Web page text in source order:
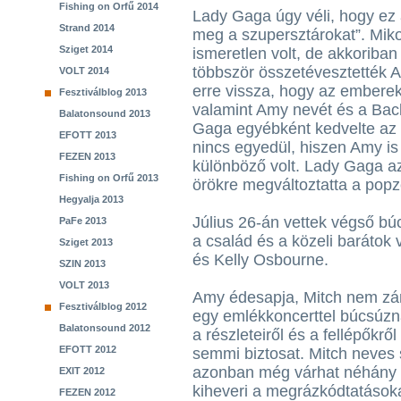
Fishing on Orfű 2014
Strand 2014
Sziget 2014
VOLT 2014
Fesztiválblog 2013
Balatonsound 2013
EFOTT 2013
FEZEN 2013
Fishing on Orfű 2013
Hegyalja 2013
PaFe 2013
Sziget 2013
SZIN 2013
VOLT 2013
Fesztiválblog 2012
Balatonsound 2012
EFOTT 2012
EXIT 2012
FEZEN 2012
Lady Gaga úgy véli, hogy
meg a szupersztárokat”.
ismeretlen volt, de
többször összetévesztették
erre vissza, hogy az
valamint Amy nevét és a
Gaga egyébként kedvelte
nincs egyedül, hiszen Amy
különböző volt. Lady Gaga
örökre megváltoztatta a
Július 26-án vettek végső
a család és a közeli barátok
és Kelly Osbourne.
Amy édesapja, Mitch nem
egy emlékkoncerttel
a részleteiről és a
semmi biztosat. Mitch
azonban még várhat
kiheveri a